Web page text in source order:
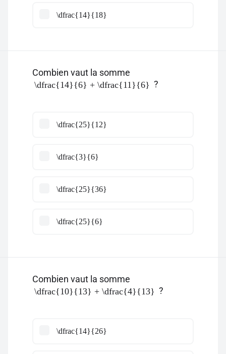
\dfrac{14}{18}
Combien vaut la somme
\dfrac{14}{6} + \dfrac{11}{6} ?
\dfrac{25}{12}
\dfrac{3}{6}
\dfrac{25}{36}
\dfrac{25}{6}
Combien vaut la somme
\dfrac{10}{13} + \dfrac{4}{13} ?
\dfrac{14}{26}